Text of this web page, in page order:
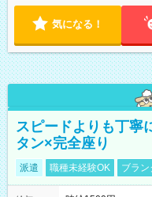
気になる！
スピードよりも丁寧
タン×完全座り
派遣 職種未経験OK ブラン